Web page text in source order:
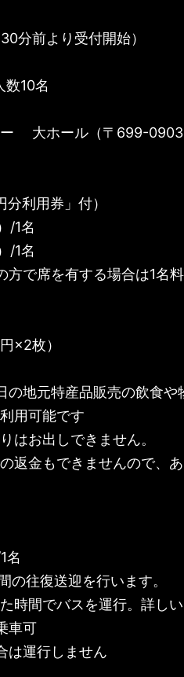
分前より受付開始）
10名
ー 大ホール（〒699-
利用券」付）
/1名
/1名
で席を有する場合は1名料
×2枚）
地元特産品販売の飲食や
用可能です
はお出しできません。
返金もできませんので、
名
の往復送迎を行います。
時間でバスを運行。詳し
車可
は運行しません